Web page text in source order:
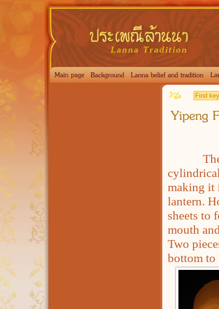
The
making it
lantern.
sheets to
mouth
Two
bottom to